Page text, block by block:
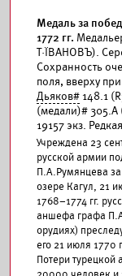
Медаль за
1772 гг.
Т·ÏВАНОВЪ).
Сохранность
поля, вверху
Дьяков# 148.1
(медали)# 305.А
19157 экз.
Учреждена 23
русской армии
П.А.Румянцева
озере Кагул, 21
1768–1774 гг.
аншефа графа
орудиях)
его 21 июля 1770
Потери